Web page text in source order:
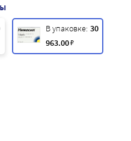
В упаковке: 30
963.00₽